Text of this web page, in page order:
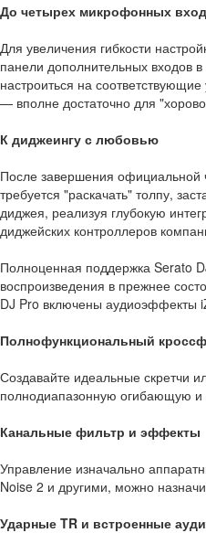
До четырех микрофонных
Для увеличения гибкости
панели дополнительных входов
настроиться на
— вполне достаточно для
К диджеингу с любовью
После завершения официальной
требуется "раскачать" толпу,
диджея, реализуя глубокую
диджейских контроллеров
Полноценная поддержка Serato
воспроизведения в прежнее
DJ Pro включены аудиоэффекты
Полнофункциональный
Создавайте идеальные скретчи
полнодиапазонную огибающую и
Канальные фильтр и эффекты
Управление изначально
Noise 2 и другими, можно
Ударные TR и встроенные